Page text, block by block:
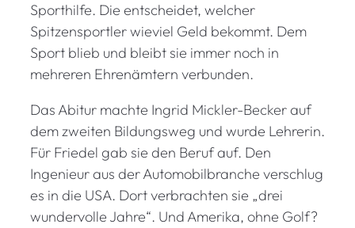
Sporthilfe. Die entscheidet, welcher
Spitzensportler wieviel Geld bekommt. Dem
Sport blieb und bleibt sie immer noch in
mehreren Ehrenämtern verbunden.
Das Abitur machte Ingrid Mickler-Becker auf
dem zweiten Bildungsweg und wurde Lehrerin.
Für Friedel gab sie den Beruf auf. Den
Ingenieur aus der Automobilbranche verschlug
es in die USA. Dort verbrachten sie „drei
wundervolle Jahre“. Und Amerika, ohne Golf?